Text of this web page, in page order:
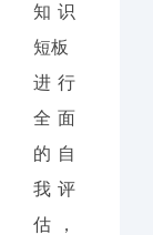
知识
短板
进行
全面
的自
我评
估，